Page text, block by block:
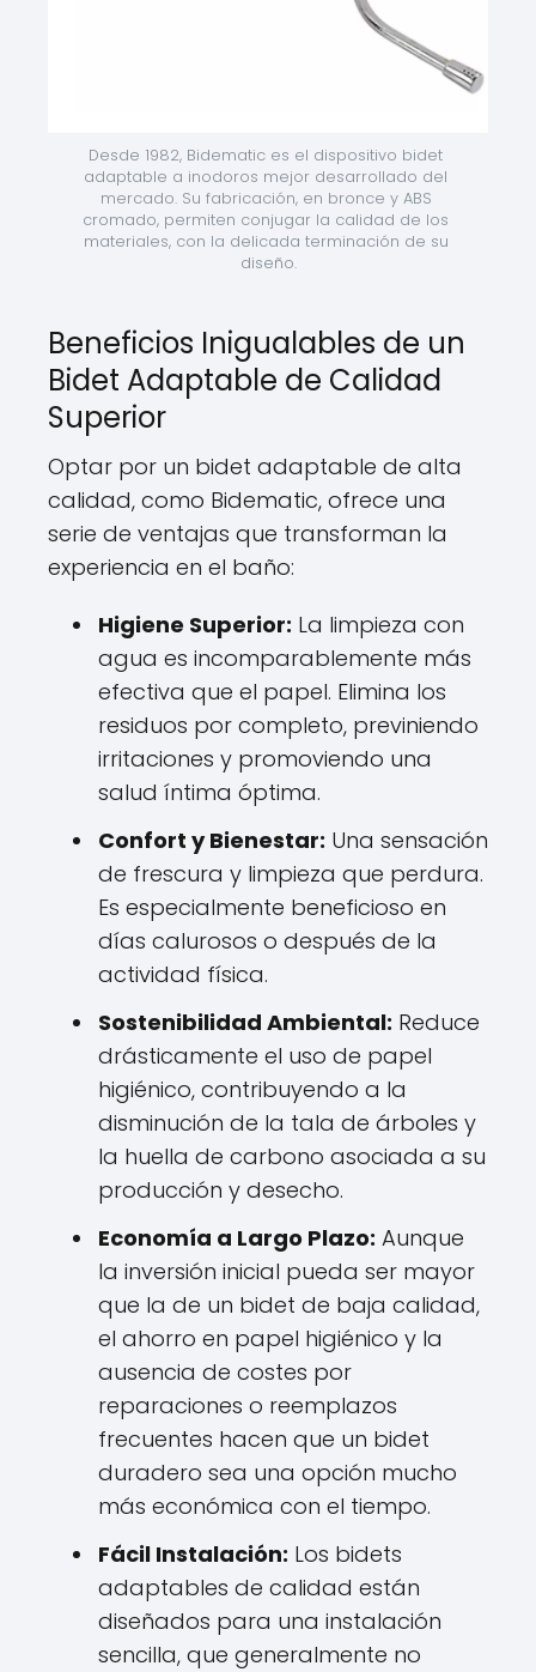
Desde 1982, Bidematic es el dispositivo bidet
adaptable a inodoros mejor desarrollado del
mercado. Su fabricación, en bronce y ABS
cromado, permiten conjugar la calidad de los
materiales, con la delicada terminación de su
diseño.
Beneficios Inigualables de un
Bidet Adaptable de Calidad
Superior
Optar por un bidet adaptable de alta
calidad, como Bidematic, ofrece una
serie de ventajas que transforman la
experiencia en el baño:
Higiene Superior: La limpieza con
agua es incomparablemente más
efectiva que el papel. Elimina los
residuos por completo, previniendo
irritaciones y promoviendo una
salud íntima óptima.
Confort y Bienestar: Una sensación
de frescura y limpieza que perdura.
Es especialmente beneficioso en
días calurosos o después de la
actividad física.
Sostenibilidad Ambiental: Reduce
drásticamente el uso de papel
higiénico, contribuyendo a la
disminución de la tala de árboles y
la huella de carbono asociada a su
producción y desecho.
Economía a Largo Plazo: Aunque
la inversión inicial pueda ser mayor
que la de un bidet de baja calidad,
el ahorro en papel higiénico y la
ausencia de costes por
reparaciones o reemplazos
frecuentes hacen que un bidet
duradero sea una opción mucho
más económica con el tiempo.
Fácil Instalación: Los bidets
adaptables de calidad están
diseñados para una instalación
sencilla, que generalmente no